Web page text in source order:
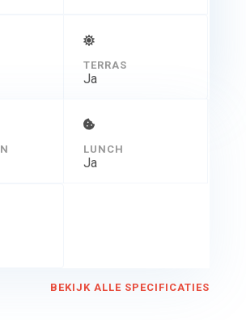
TERRAS
Ja
LUNCH
Ja
BEKIJK ALLE SPECIFICATIES